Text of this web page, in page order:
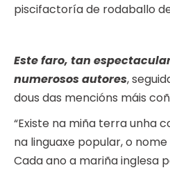
piscifactoría de rodaballo
Este faro, tan
numerosos autores,
dous das mencións máis
“Existe na miña terra unha
na linguaxe popular, o
Cada ano a mariña inglesa